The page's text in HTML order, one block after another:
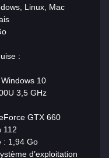
Linux, Mac
:
10
3,5 GHz
GTX 660
112
: 1,94 Go
d’exploitation